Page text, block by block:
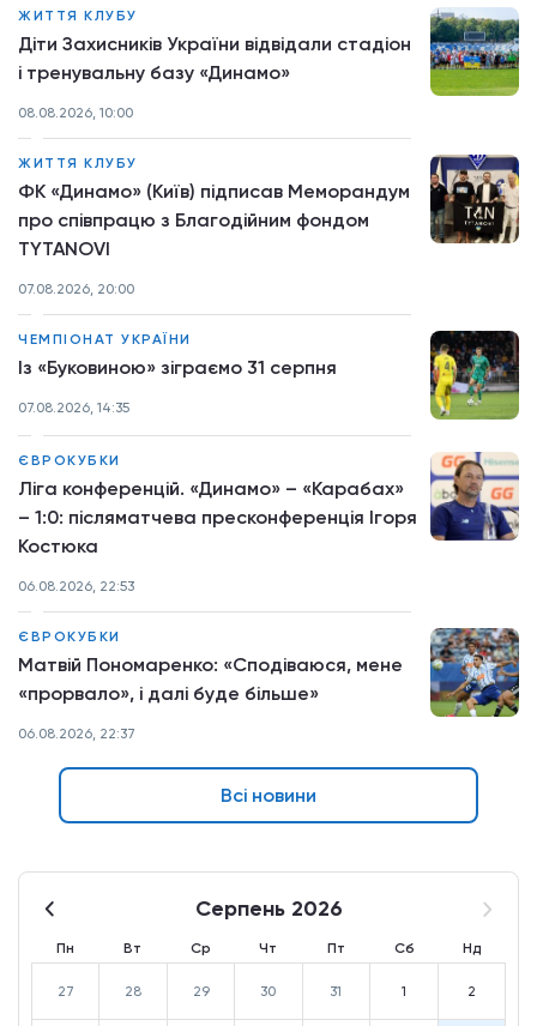
ЖИТТЯ КЛУБУ
Діти Захисників України відвідали стадіон
і тренувальну базу «Динамо»
08.08.2026, 10:00
ЖИТТЯ КЛУБУ
ФК «Динамо» (Київ) підписав Меморандум
про співпрацю з Благодійним фондом
TYTANOVI
07.08.2026, 20:00
ЧЕМПІОНАТ УКРАЇНИ
Із «Буковиною» зіграємо 31 серпня
07.08.2026, 14:35
ЄВРОКУБКИ
Ліга конференцій. «Динамо» – «Карабах»
– 1:0: післяматчева пресконференція Ігоря
Костюка
06.08.2026, 22:53
ЄВРОКУБКИ
Матвій Пономаренко: «Сподіваюся, мене
«прорвало», і далі буде більше»
06.08.2026, 22:37
Всі новини
Серпень 2026
Пн Вт Ср Чт Пт Сб Нд
27 28 29 30 31 1 2